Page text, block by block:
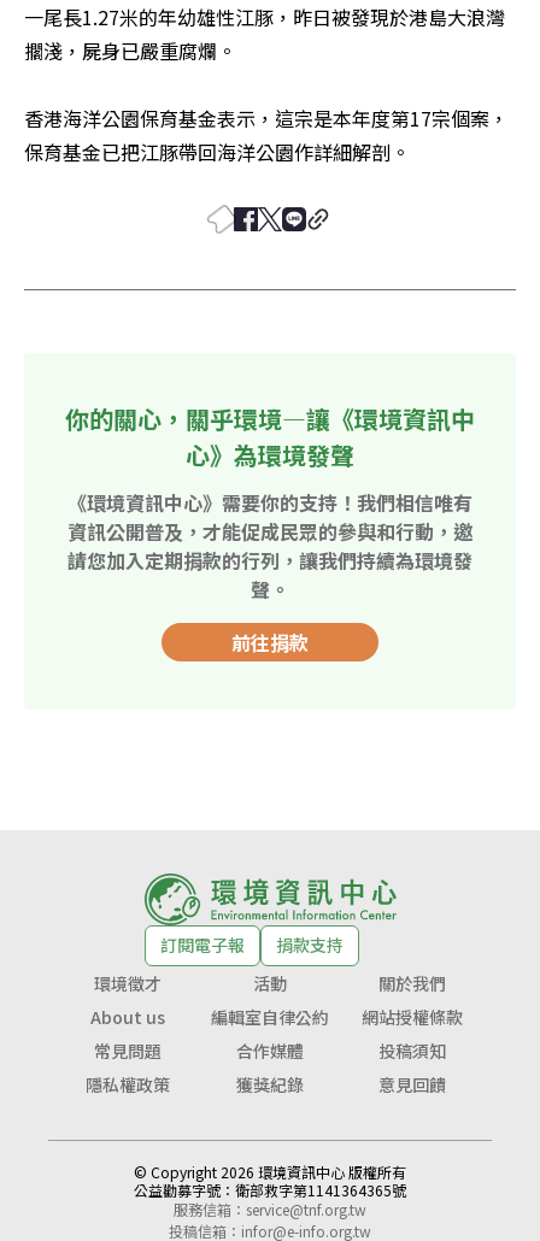
一尾長1.27米的年幼雄性江豚，昨日被發現於港島大浪灣
擱淺，屍身已嚴重腐爛。
香港海洋公園保育基金表示，這宗是本年度第17宗個案，
保育基金已把江豚帶回海洋公園作詳細解剖。
你的關心，關乎環境—讓《環境資訊中
心》為環境發聲
《環境資訊中心》需要你的支持！我們相信唯有
資訊公開普及，才能促成民眾的參與和行動，邀
請您加入定期捐款的行列，讓我們持續為環境發
聲。
前往捐款
訂閱電子報
捐款支持
環境徵才
活動
關於我們
About us
編輯室自律公約
網站授權條款
常見問題
合作媒體
投稿須知
隱私權政策
獲獎紀錄 意見回饋
© Copyright 2026 環境資訊中心 版權所有
公益勸募字號： 衛部救字第1141364365號
服務信箱： service@tnf.org.tw
投稿信箱： infor@e-info.org.tw